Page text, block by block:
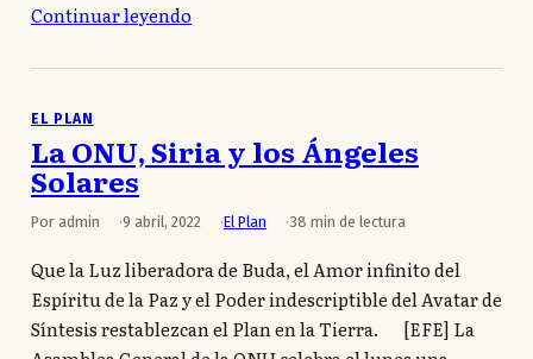
Continuar leyendo
EL PLAN
La ONU, Siria y los Ángeles
Solares
Por admin 9 abril, 2022 El Plan 38 min de lectura
Que la Luz liberadora de Buda, el Amor infinito del
Espíritu de la Paz y el Poder indescriptible del Avatar de
Síntesis restablezcan el Plan en la Tierra. [EFE] La